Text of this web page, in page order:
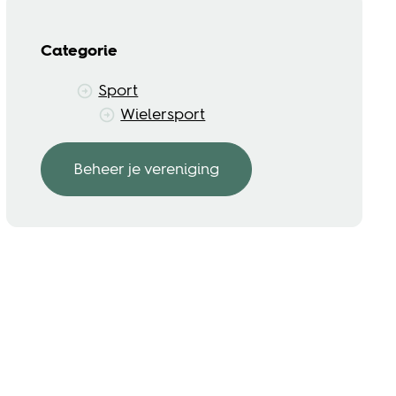
Categorie
Sport
Wielersport
Beheer je vereniging